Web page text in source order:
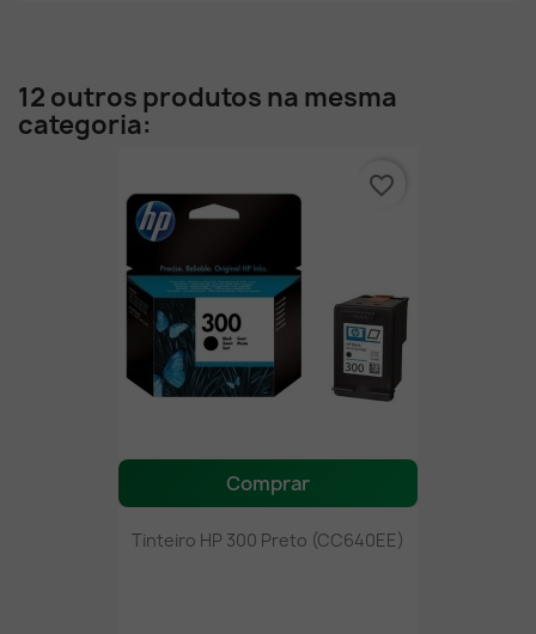
12 outros produtos na mesma
categoria:
Comprar
Tinteiro HP 300 Preto (CC640EE)
favorite_border